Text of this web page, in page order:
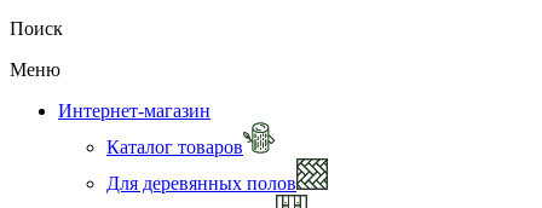
Поиск
Меню
Интернет-магазин
Каталог товаров
Для деревянных полов